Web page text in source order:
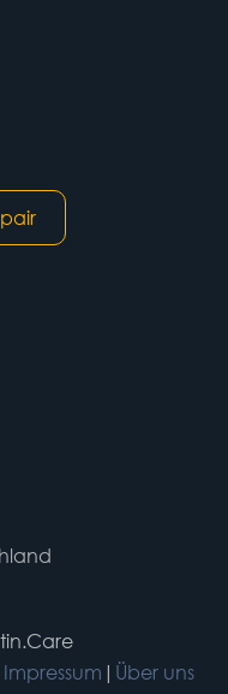
Impressum | Über uns